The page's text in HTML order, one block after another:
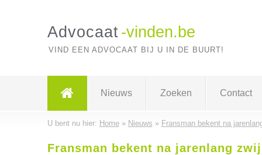
Advocaat -vinden.be
VIND EEN ADVOCAAT BIJ U IN DE BUURT!
Nieuws Zoeken Contact
U bent nu hier: Home» Nieuws » Fransman bekent na
Fransman bekent na jarenlang